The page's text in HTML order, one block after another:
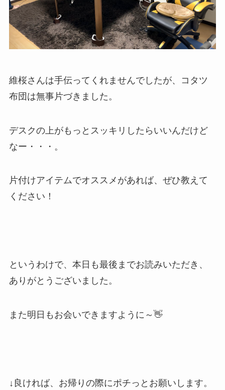
維桜さんは手伝ってくれませんでしたが、コタツ
布団は無事片づきました。
デスクの上がもっとスッキリしたらいいんだけど
なー・・・。
片付けアイテムでオススメがあれば、ぜひ教えて
ください！
というわけで、本日も最後までお読みいただき、
ありがとうございました。
また明日もお会いできますように～👋
↓良ければ、お帰りの際にポチっとお願いします。